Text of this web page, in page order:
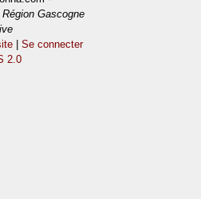
Région Gascogne
|Se connecter
2.0